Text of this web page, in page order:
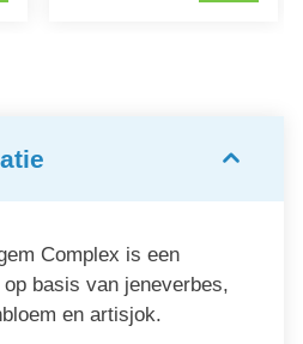
Complex is een
basis van jeneverbes,
en artisjok.